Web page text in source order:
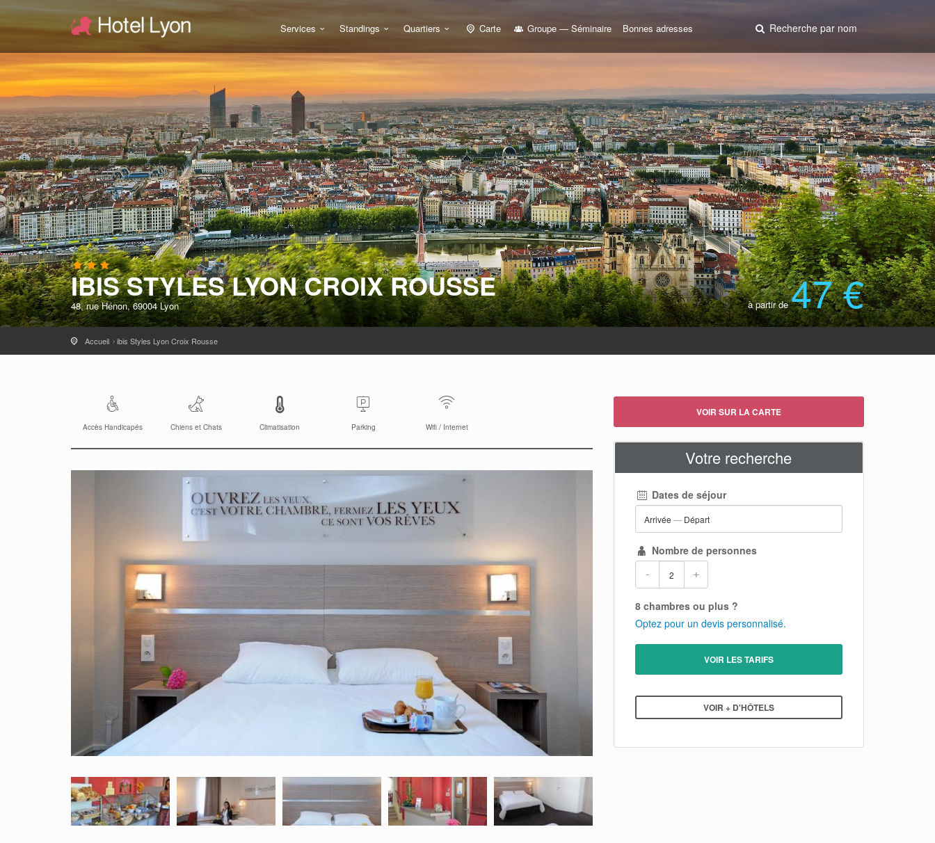
Services Standings Quartiers Carte Groupe — Séminaire Bonnes adresses Recherche par nom
IBIS STYLES LYON CROIX ROUSSE
48, rue Hénon, 69004 Lyon à partir de47 €
Accueil ibis Styles Lyon Croix Rousse
Accès Handicapés Chiens et Chats Climatisation Parking Wifi / Internet
VOIR SUR LA CARTE
Votre recherche
Dates de séjour
Arrivée — Départ
Nombre de personnes
- +
8 chambres ou plus ?
Optez pour un devis personnalisé.
VOIR LES TARIFS
VOIR + D'HÔTELS